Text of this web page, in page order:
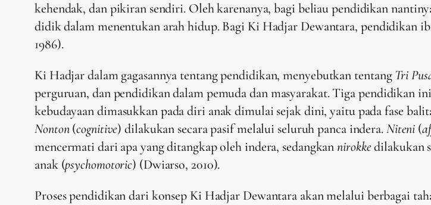
kehendak, dan pikiran sendiri. Oleh karenanya, bagi beliau pendidikan
didik dalam menentukan arah hidup. Bagi Ki Hadjar Dewantara, pendidikan
1986).
Ki Hadjar dalam gagasannya tentang pendidikan, menyebutkan tentangTri
perguruan, dan pendidikan dalam pemuda dan masyarakat. Tiga pendidikan
kebudayaan dimasukkan pada diri anak dimulai sejak dini, yaitu pada fase
Nonton(cognitive) dilakukan secara pasif melalui seluruh panca indera.Niteni (
mencermati dari apa yang ditangkap oleh indera, sedangkannirokkedilakukan
anak (psychomotoric) (Dwiarso, 2010).
Proses pendidikan dari konsep Ki Hadjar Dewantara akan melalui berbagai